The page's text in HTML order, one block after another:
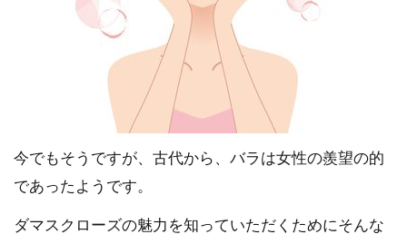
今でもそうですが、古代から、バラは女性の羨望の的
であったようです。
ダマスクローズの魅力を知っていただくためにそんな